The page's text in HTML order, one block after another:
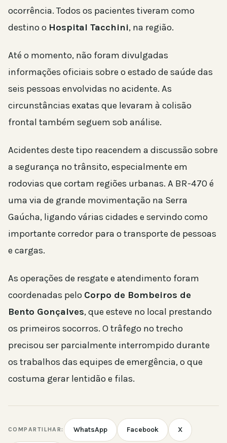
ocorrência. Todos os pacientes tiveram como
destino o Hospital Tacchini, na região.
Até o momento, não foram divulgadas
informações oficiais sobre o estado de saúde das
seis pessoas envolvidas no acidente. As
circunstâncias exatas que levaram à colisão
frontal também seguem sob análise.
Acidentes deste tipo reacendem a discussão sobre
a segurança no trânsito, especialmente em
rodovias que cortam regiões urbanas. A BR-470 é
uma via de grande movimentação na Serra
Gaúcha, ligando várias cidades e servindo como
importante corredor para o transporte de pessoas
e cargas.
As operações de resgate e atendimento foram
coordenadas pelo Corpo de Bombeiros de
Bento Gonçalves, que esteve no local prestando
os primeiros socorros. O trâfego no trecho
precisou ser parcialmente interrompido durante
os trabalhos das equipes de emergência, o que
costuma gerar lentidão e filas.
COMPARTILHAR: WhatsApp Facebook X